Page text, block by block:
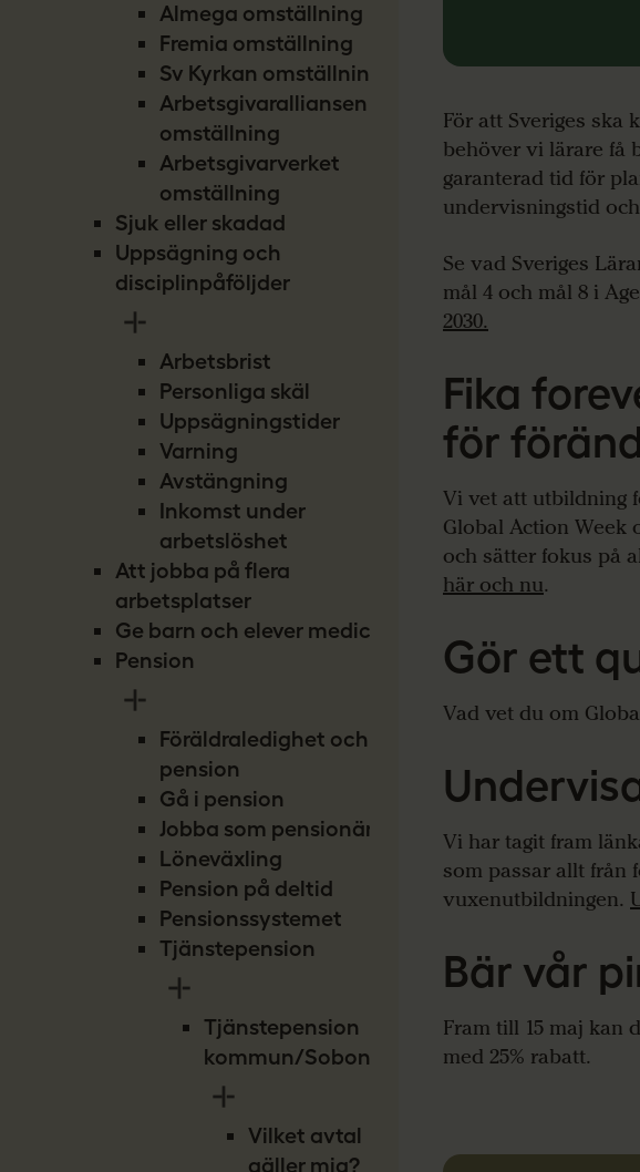
Almega omställning
Fremia omställning
Sv Kyrkan omställning
Arbetsgivaralliansen
omställning
Arbetsgivarverket
omställning
Sjuk eller skadad
Uppsägning och
disciplinpåföljder
Arbetsbrist
Personliga skäl
Uppsägningstider
Varning
Avstängning
Inkomst under
arbetslöshet
Att jobba på flera
arbetsplatser
Ge barn och elever medicin
Pension
Föräldraledighet och
pension
Gå i pension
Jobba som pensionär
Löneväxling
Pension på deltid
Pensionssystemet
Tjänstepension
Tjänstepension
kommun/Sobona
Vilket avtal
gäller mig?
För att Sveriges ska
behöver vi lärare få
garanterad tid för
undervisningstid
Se vad Sveriges
mål 4 och mål 8 i
2030.
Fika
för
Vi vet att utbildning
Global Action Week
och sätter fokus på
här och nu.
Gör ett
Vad vet du om
Vi har tagit fram
som passar allt från
vuxenutbildningen.
Bär vår
Fram till 15 maj kan
med 25% rabatt.